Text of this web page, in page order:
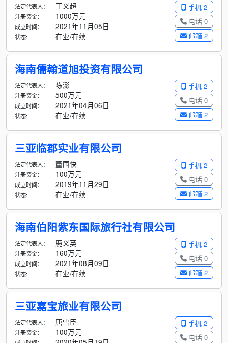
手机 2
电话 0
邮箱 2
法定代表人： 王义超
注册资金： 1000万元
成立时间： 2021年11月05日
状态: 在业/存续
海南儒翰道旭投资有限公司
手机 2
电话 0
邮箱 2
法定代表人： 陈澎
注册资金： 500万元
成立时间： 2021年04月06日
状态: 在业/存续
三亚临郡实业有限公司
手机 2
电话 0
邮箱 2
法定代表人： 董国快
注册资金： 100万元
成立时间： 2019年11月29日
状态: 在业/存续
海南伯阳紫东国际旅行社有限公司
手机 2
电话 0
邮箱 2
法定代表人： 鹿义英
注册资金： 160万元
成立时间： 2021年08月09日
状态: 在业/存续
三亚嘉宝旅业有限公司
手机 2
电话 0
法定代表人： 唐雪臣
注册资金： 100万元